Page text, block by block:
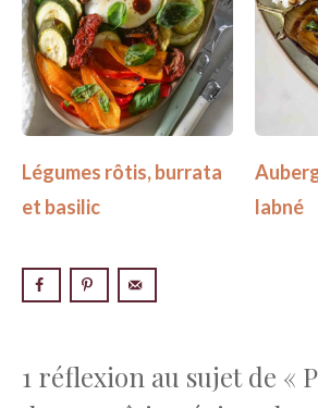
Légumes rôtis, burrata
et basilic
labné
1 réflexion au sujet de «